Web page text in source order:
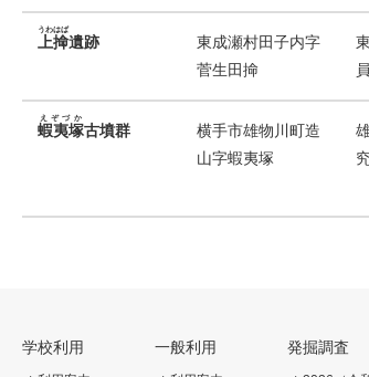
上掵
うわはば
遺跡
東成瀬村田子内字
菅生田掵
蝦夷塚
えぞづか
古墳群
横手市雄物川町造
山字蝦夷塚
学校利用 一般利用 発掘調査